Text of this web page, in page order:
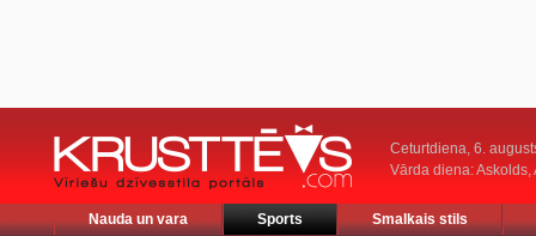
Ceturtdiena, 6.
Vārda diena: Askolds,
Nauda un vara Sports
Smalkais stils